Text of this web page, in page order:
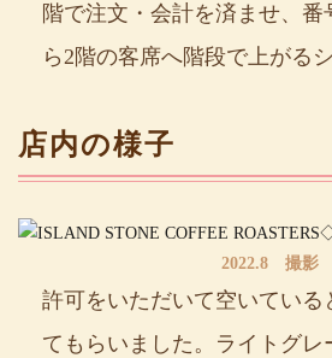
階で注文・会計を済ませ、
ら2階の客席へ階段で上がる
店内の様子
2022.8 撮影
許可をいただいて空いている
てもらいました。ライトグレ